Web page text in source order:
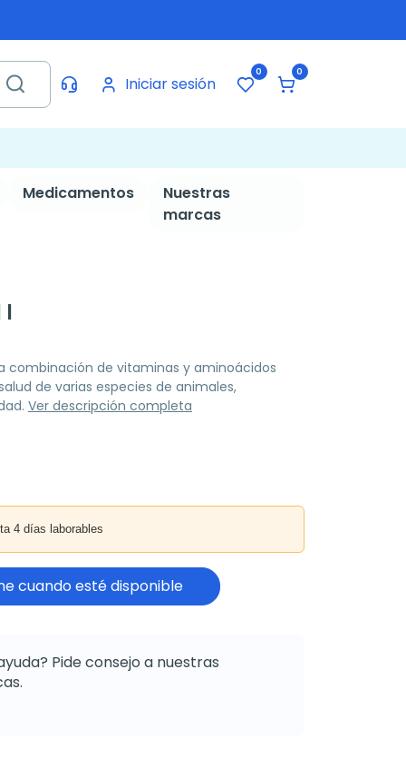
Iniciar sesión
0 0
Medicamentos
Nuestras
marcas
l
combinación de vitaminas y aminoácidos
de varias especies de animales,
Ver descripción completa
4 días laborables
cuando esté disponible
Pide consejo a nuestras